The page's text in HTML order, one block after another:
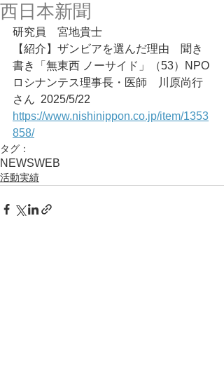
西日本新聞
研究員　宮地貴士
【紹介】ザンビアを選んだ理由　聞き
書き「無東西 ノーサイド」（53）NPO
ロシナンテス理事長・医師　川原尚行
さん	2025/5/22
https://www.nishinippon.co.jp/item/1353
858/
タグ：
NEWSWEB
活動実績